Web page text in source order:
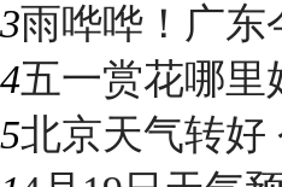
3雨哗哗！广东
4五一赏花哪里
5北京天气转